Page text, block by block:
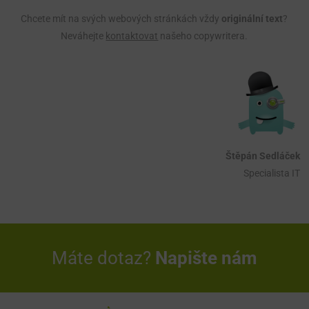
Chcete mít na svých webových stránkách vždy originální text?
Neváhejte kontaktovat našeho copywritera.
Štěpán Sedláček
Specialista IT
Máte dotaz? Napište nám